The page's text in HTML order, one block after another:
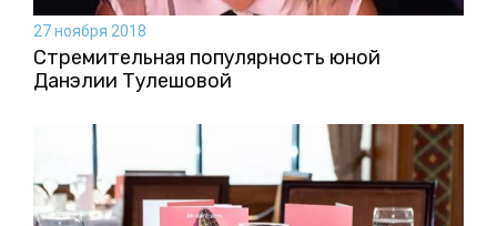
27 ноября 2018
Стремительная популярность юной
Данэлии Тулешовой